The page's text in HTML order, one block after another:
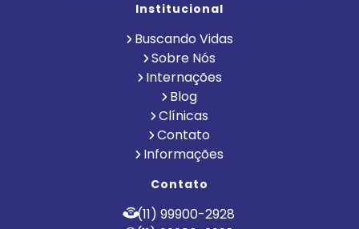
Institucional
Buscando Vidas
Sobre Nós
Internações
Blog
Clínicas
Contato
Informações
Contato
(11) 99900-2928